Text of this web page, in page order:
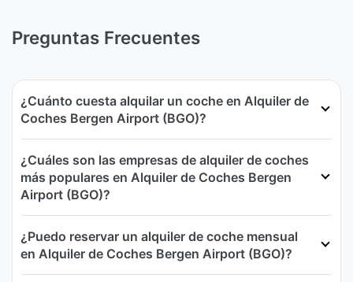
Preguntas Frecuentes
¿Cuánto cuesta alquilar un coche en Alquiler de
Coches Bergen Airport (BGO)?
¿Cuáles son las empresas de alquiler de coches
más populares en Alquiler de Coches Bergen
Airport (BGO)?
¿Puedo reservar un alquiler de coche mensual
en Alquiler de Coches Bergen Airport (BGO)?